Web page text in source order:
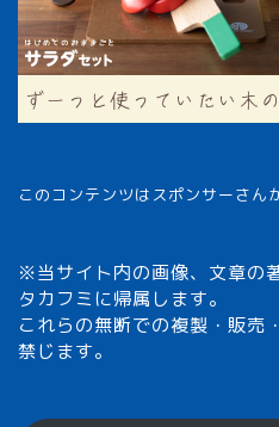
このコンテンツはスポンサーさん
※当サイト内の画像、文章の
タカフミに帰属します。
これらの無断での複製・販売
禁じます。